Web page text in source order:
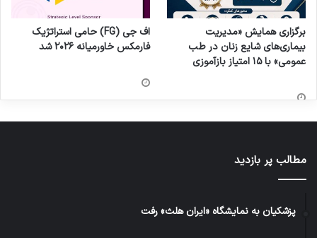
برگزاری همایش «مدیریت
بیماری‌های شایع زنان در طب
عمومی» با ۱۵ امتیاز بازآموزی
اف جی (FG) حامی استراتژیک
فارمکس خاورمیانه ۲۰۲۶ شد
مطالب پر بازدید
پزشکیان به نمایشگاه «ایران هلث» رفت